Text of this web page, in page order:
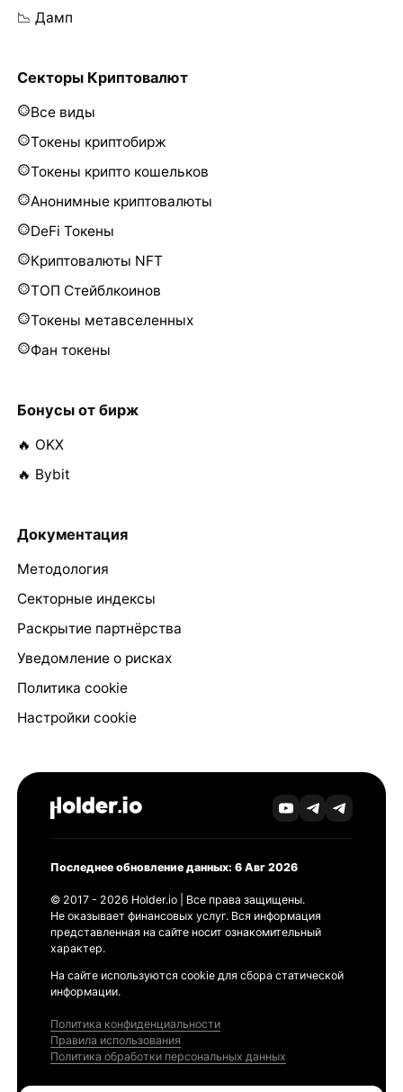
📉 Дамп
Секторы Криптовалют
Все виды
Токены криптобирж
Токены крипто кошельков
Анонимные криптовалюты
DeFi Токены
Криптовалюты NFT
ТОП Стейблкоинов
Токены метавселенных
Фан токены
Бонусы от бирж
🔥 OKX
🔥 Bybit
Документация
Методология
Секторные индексы
Раскрытие партнёрства
Уведомление о рисках
Политика cookie
Настройки cookie
Последнее обновление данных: 6 Авг 2026
© 2017 - 2026 Holder.io | Все права защищены.
Не оказывает финансовых услуг. Вся информация
представленная на сайте носит ознакомительный
характер.
На сайте используются cookie для сбора статической
информации.
Политика конфиденциальности
Правила использования
Политика обработки персональных данных